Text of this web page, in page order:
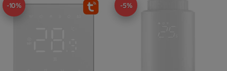
-10% -5%